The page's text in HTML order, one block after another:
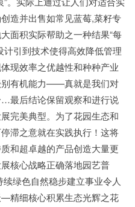
造并出售如常见蓝莓,菜籽专
面积实际帮助之一种结果“每
计引到技术使得高效降低管理
现效率之优越性和种种产业
别有机能力——真就是我们对
最后结论保留观察和进行说
完美典型。为了花园生态和
滞之意就在实践执行！这将
和超卓越的产品创造大量更
核心战略正确落地园艺普
绿色自然稳步建立事业令人
精细核心积累生态光辉之花